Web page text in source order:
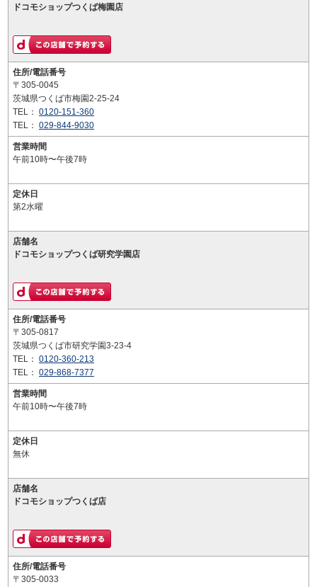
ドコモショップつくば梅園店
住所/電話番号
〒305-0045
茨城県つくば市梅園2-25-24
TEL： 0120-151-360
TEL： 029-844-9030
営業時間
午前10時〜午後7時
定休日
第2水曜
店舗名
ドコモショップつくば研究学園店
住所/電話番号
〒305-0817
茨城県つくば市研究学園3-23-4
TEL： 0120-360-213
TEL： 029-868-7377
営業時間
午前10時〜午後7時
定休日
無休
店舗名
ドコモショップつくば店
住所/電話番号
〒305-0033